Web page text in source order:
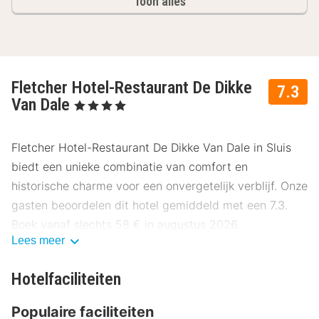
7.3
Fletcher Hotel-Restaurant De Dikke
Van Dale , 4 Sterren
Fletcher Hotel-Restaurant De Dikke Van Dale in Sluis
biedt een unieke combinatie van comfort en
historische charme voor een onvergetelijk verblijf. Onze
gasten beoordelen dit hotel gemiddeld met een 7.3.
Boek vanaf slechts 58 € in augustus 2026.
Van Dale
Lees meer
Hotelfaciliteiten
Populaire faciliteiten